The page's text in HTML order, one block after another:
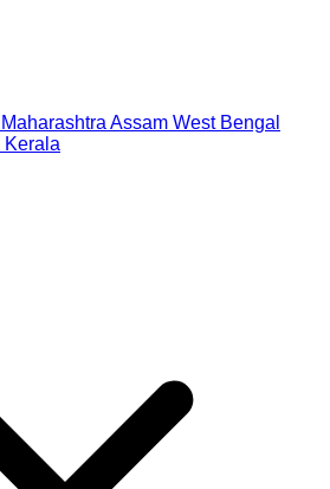
Maharashtra Assam West Bengal
Kerala